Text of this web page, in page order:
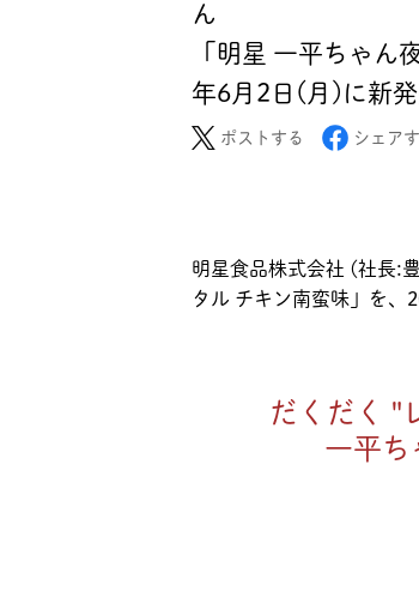
ん
「明星 一平ちゃん
年6月2日(月)に新
ポストする シェア
明星食品株式会社 (社長:
タル チキン南蛮味」を、
だくだく "
一平ち